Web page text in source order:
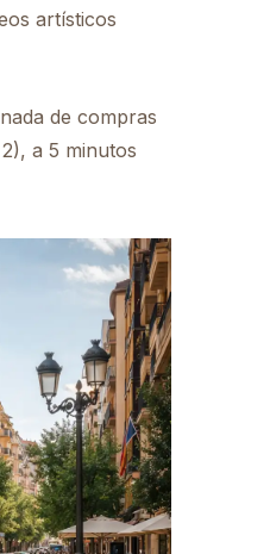
artísticos
de compras
a 5 minutos